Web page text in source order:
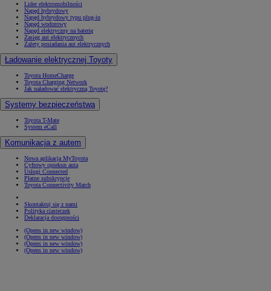
Lider elektromobilności
Napęd hybrydowy
Napęd hybrydowy typu plug-in
Napęd wodorowy
Napęd elektryczny na baterię
Zasięg aut elektrycznych
Zalety posiadania aut elektrycznych
Ładowanie elektrycznej Toyoty
Toyota HomeCharge
Toyota Charging Network
Jak naładować elektryczną Toyotę?
Systemy bezpieczeństwa
Toyota T-Mate
System eCall
Komunikacja z autem
Nowa aplikacja MyToyota
Cyfrowy opiekun auta
Usługi Connected
Płatne subskrypcje
Toyota Connectivity Match
Skontaktuj się z nami
Polityka ciasteczek
Deklaracja dostępności
(Opens in new window)
(Opens in new window)
(Opens in new window)
(Opens in new window)